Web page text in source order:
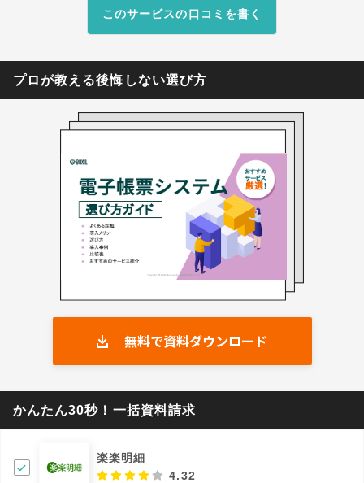
基盤として利用されてきた実績があり、帳票レイ
このサービスの口コミを書く
プロが教える後悔しない選び方
無料で資料ダウンロード
かんたん30秒！一括資料請求
楽楽明細
4.32